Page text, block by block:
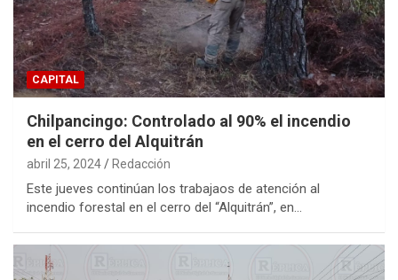
CAPITAL
Chilpancingo: Controlado al 90% el incendio
en el cerro del Alquitrán
abril 25, 2024 Redacción
Este jueves continúan los trabajaos de atención al
incendio forestal en el cerro del “Alquitrán”, en…